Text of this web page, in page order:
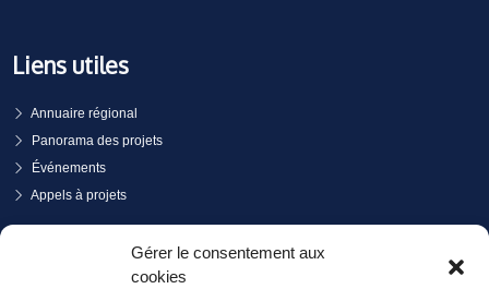
Gérer le consentement aux
cookies
Liens utiles
Annuaire régional
Panorama des projets
Événements
Appels à projets